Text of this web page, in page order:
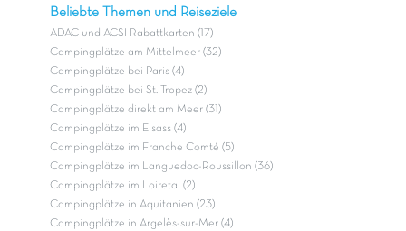
Beliebte Themen und Reiseziele
ADAC und ACSI Rabattkarten (17)
Campingplätze am Mittelmeer (32)
Campingplätze bei Paris (4)
Campingplätze bei St. Tropez (2)
Campingplätze direkt am Meer (31)
Campingplätze im Elsass (4)
Campingplätze im Franche Comté (5)
Campingplätze im Languedoc-Roussillon (36)
Campingplätze im Loiretal (2)
Campingplätze in Aquitanien (23)
Campingplätze in Argelès-sur-Mer (4)